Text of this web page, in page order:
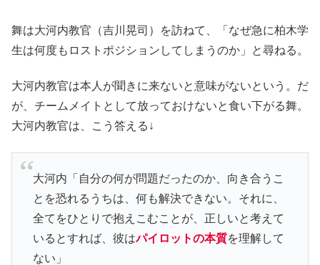
舞は大河内教官（吉川晃司）を訪ねて、「なぜ急に柏木学
生は何度もロストポジションしてしまうのか」と尋ねる。
大河内教官は本人が聞きに来ないと意味がないという。だ
が、チームメイトとして放っておけないと食い下がる舞。
大河内教官は、こう答える↓
大河内「自分の何が問題だったのか、向き合うこ
とを恐れるうちは、何も解決できない。それに、
全てをひとりで抱えこむことが、正しいと考えて
いるとすれば、彼はパイロットの本質を理解して
ない」